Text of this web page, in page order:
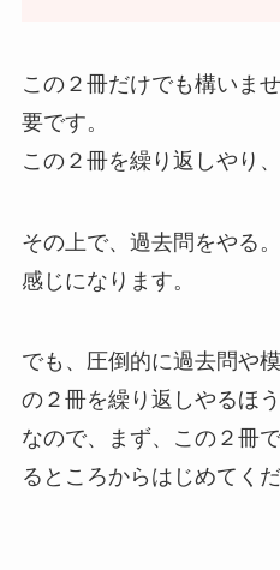
この２冊だけでも構いま
要です。
この２冊を繰り返しやり
その上で、過去問をやる
感じになります。
でも、圧倒的に過去問や
の２冊を繰り返しやるほ
なので、まず、この２冊
るところからはじめてくだ